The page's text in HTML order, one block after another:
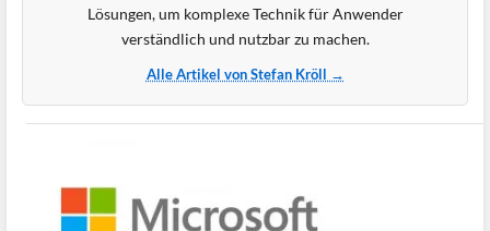
Lösungen, um komplexe Technik für Anwender
verständlich und nutzbar zu machen.
Alle Artikel von Stefan Kröll →